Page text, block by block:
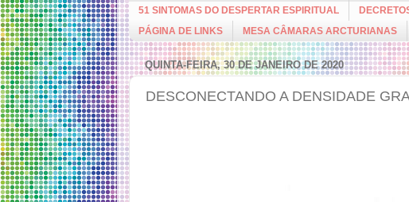
51 SINTOMAS DO DESPERTAR ESPIRITUAL
PÁGINA DE LINKS
MESA CÂMARAS ARCTURIANAS
QUINTA-FEIRA, 30 DE JANEIRO DE 2020
DESCONECTANDO A DENSIDADE